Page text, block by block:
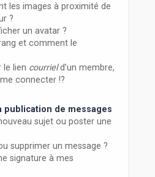
les images à proximité de
?
un avatar ?
et comment le
le lien courrield’un membre,
connecter !?
publication de messages
sujet ou poster une
supprimer un message ?
signature à mes